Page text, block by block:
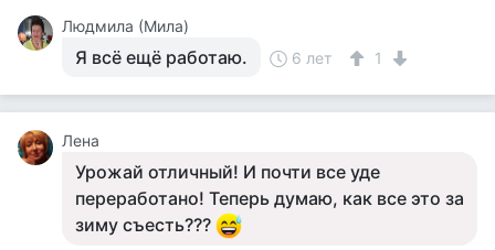
Людмила (Мила)
Я всё ещё работаю. 6 лет 1
Лена
Урожай отличный! И почти все уде
переработано! Теперь думаю, как все это за
зиму съесть???